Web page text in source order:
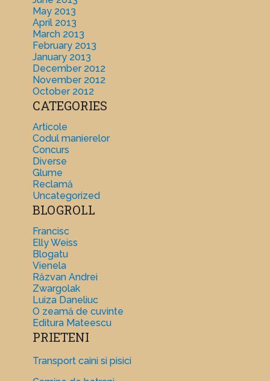
May 2013
April 2013
March 2013
February 2013
January 2013
December 2012
November 2012
October 2012
CATEGORIES
Articole
Codul manierelor
Concurs
Diverse
Glume
Reclamă
Uncategorized
BLOGROLL
Francisc
Elly Weiss
Blogatu
Vienela
Răzvan Andrei
Zwargolak
Luiza Daneliuc
O zeamă de cuvinte
Editura Mateescu
PRIETENI
Transport caini si pisici